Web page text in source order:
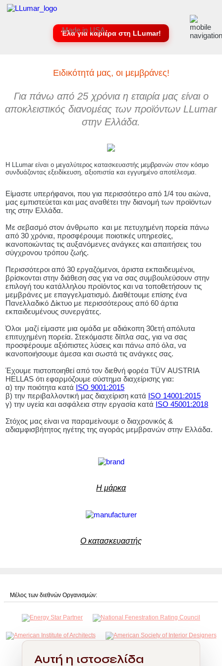
Αυτή η ιστοσελίδα
Made in USA
Έλα για καριέρα στη LLumar!
Ειδικότητά μας, οι μεμβράνες!
Για πάνω από 25 χρόνια η εταιρία μας είναι ο
αποκλειστικός διανομέας των προϊόντων LLumar
στην Ελλάδα.
Η LLumar είναι ο μεγαλύτερος κατασκευαστής μεμβρανών στον κόσμο
συνδυάζοντας εξειδίκευση, αξιοπιστία και εγγυημένο αποτέλεσμα.
Είμαστε υπερήφανοι, που για περισσότερο από 1/4 του αιώνα,
μας εμπιστεύεται και μας αναθέτει την διανομή των προϊόντων
της στην Ελλάδα.
Με σεβασμό στον άνθρωπο και με πετυχημένη πορεία πάνω
από 30 χρόνια, προσφέρουμε ποιοτικές υπηρεσίες,
ικανοποιώντας τις αυξανόμενες ανάγκες και απαιτήσεις του
σύγχρονου τρόπου ζωής.
Περισσότεροι από 30 εργαζόμενοι, άριστα εκπαιδευμένοι,
βρίσκονται στην διάθεση σας για να σας συμβουλεύσουν στην
επιλογή του κατάλληλου προϊόντος και να τοποθετήσουν τις
μεμβράνες με επαγγελματισμό. Διαθέτουμε επίσης ένα
Πανελλαδικό Δίκτυο με περισσότερους από 60 άρτια
εκπαιδευμένους συνεργάτες.
Όλοι μαζί είμαστε μια ομάδα με αδιάκοπη 30ετή απόλυτα
επιτυχημένη πορεία. Στεκόμαστε δίπλα σας, για να σας
προσφέρουμε αξιόπιστες λύσεις και πάνω από όλα, να
ικανοποιήσουμε άμεσα και σωστά τις ανάγκες σας.
Έχουμε πιστοποιηθεί από τον διεθνή φορέα TÜV AUSTRIA
HELLAS ότι εφαρμόζουμε σύστημα διαχείρισης για:
α) την ποιότητα κατά ISO 9001:2015
β) την περιβαλλοντική μας διαχείριση κατά ISO 14001:2015
γ) την υγεία και ασφάλεια στην εργασία κατά ISO 45001:2018
Στόχος μας είναι να παραμείνουμε ο διαχρονικός &
αδιαμφισβήτητος ηγέτης της αγοράς μεμβρανών στην Ελλάδα.
Η μάρκα
Ο κατασκευαστής
Μέλος των διεθνών Οργανισμών: